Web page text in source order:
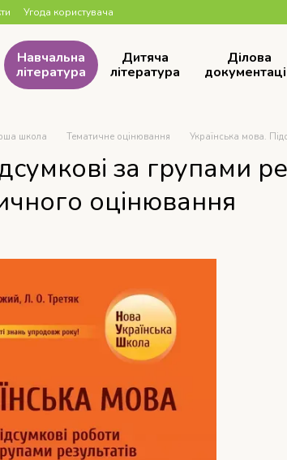
Угода користувача
Навчальна
література
Дитяча
література
Ділова
школа Тематичне оцінювання Українська мова.
за групами
оцінювання